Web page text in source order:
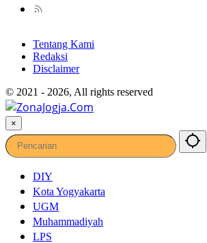
Tentang Kami
Redaksi
Disclaimer
© 2021 - 2026, All rights reserved
×
DIY
Kota Yogyakarta
UGM
Muhammadiyah
LPS